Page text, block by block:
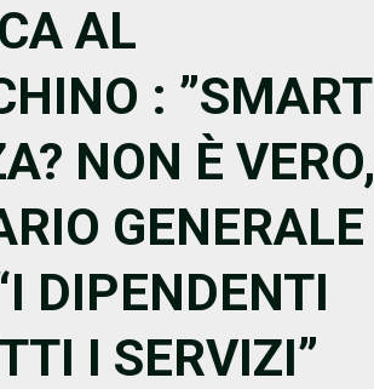
AL
: ”SMART
NON È VERO,
GENERALE
DIPENDENTI
I SERVIZI”